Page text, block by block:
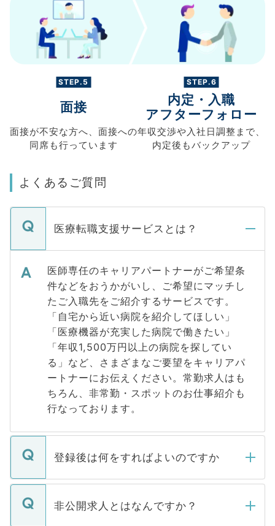
STEP.5
面接
面接が不安な方へ、 面接への
同席も行っています
STEP.6
内定・入職
アフターフォロー
年収交渉や入社日調整まで、
内定後もバックアップ
よくあるご質問
医療転職支援サービスとは？
医師専任のキャリアパートナーがご希望条
件などをおうかがいし、ご希望にマッチし
たご入職先をご紹介するサービスです。
「自宅から近い病院を紹介してほしい」
「医療機器が充実した病院で働きたい」
「年収1,500万円以上の病院を探してい
る」など、さまざまなご要望をキャリアパ
ートナーにお伝えください。常勤求人はも
ちろん、非常勤・スポットのお仕事紹介も
行なっております。
登録後は何をすればよいのですか
ご登録いただきましたら、弊社担当者がご
登録内容を確認し、その後メールもしくは
非公開求人とはなんですか？